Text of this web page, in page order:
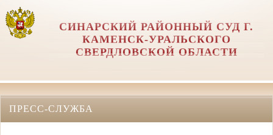
СИНАРСКИЙ РАЙОННЫЙ СУД Г.
КАМЕНСК-УРАЛЬСКОГО
СВЕРДЛОВСКОЙ ОБЛАСТИ
ПРЕСС-СЛУЖБА